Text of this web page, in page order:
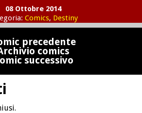
08 Ottobre 2014
Comics, Destiny
precedente
comics
successivo